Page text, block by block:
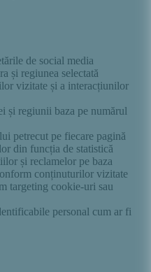
de social media
și regiunea selectată
vizitate și a interacțiunilor
și regiunii baza pe numărul
petrecut pe fiecare pagină
din funcția de statistică
și reclamelor pe baza
conținuturilor vizitate
targeting cookie-uri sau
personal cum ar fi